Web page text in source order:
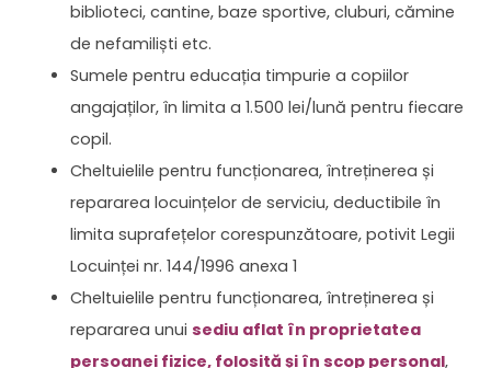
biblioteci, cantine, baze sportive, cluburi, cămine
de nefamiliști etc.
Sumele pentru educația timpurie a copiilor
angajaților, în limita a 1.500 lei/lună pentru fiecare
copil.
Cheltuielile pentru funcționarea, întreținerea și
repararea locuințelor de serviciu, deductibile în
limita suprafețelor corespunzătoare, potivit Legii
Locuinței nr. 144/1996 anexa 1
Cheltuielile pentru funcționarea, întreținerea și
repararea unui sediu aflat în proprietatea
persoanei fizice, folosită și în scop personal,